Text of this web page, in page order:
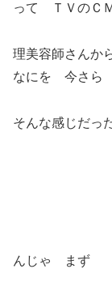
って ＴＶのＣ
理美容師さんか
なにを 今さら
そんな感じだっ
んじゃ まず